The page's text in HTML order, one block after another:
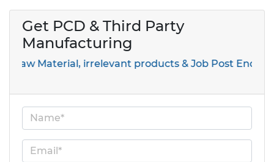
Get PCD & Third Party
Manufacturing
Material, irrelevant products & Job Post Enquiries